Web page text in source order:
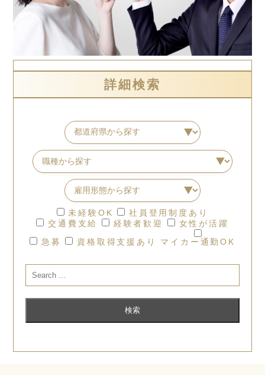
詳細検索
未経験OK
社員登用制度あり
交通費支給
経験者歓迎
女性が活躍
急募
資格取得支援あり マイカー通勤OK